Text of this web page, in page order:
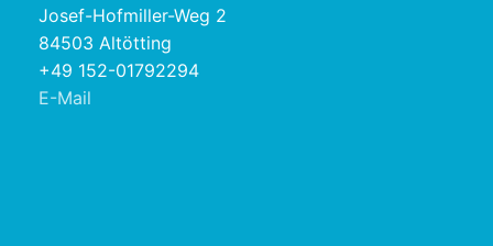
Josef-Hofmiller-Weg 2
84503 Altötting
+49 152-01792294
E-Mail